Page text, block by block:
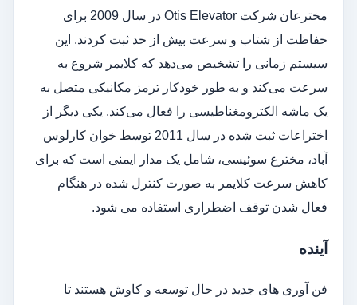
مخترعان شرکت Otis Elevator در سال 2009 برای
حفاظت از شتاب و سرعت بیش از حد ثبت کردند. این
سیستم زمانی را تشخیص می‌دهد که کلایمر شروع به
سرعت می‌کند و به طور خودکار ترمز مکانیکی متصل به
یک ماشه الکترومغناطیسی را فعال می‌کند. یکی دیگر از
اختراعات ثبت شده در سال 2011 توسط خوان کارلوس
آباد، مخترع سوئیسی، شامل یک مدار ایمنی است که برای
کاهش سرعت کلایمر به صورت کنترل شده در هنگام
فعال شدن توقف اضطراری استفاده می شود.
آینده
فن آوری های جدید در حال توسعه و کاوش هستند تا